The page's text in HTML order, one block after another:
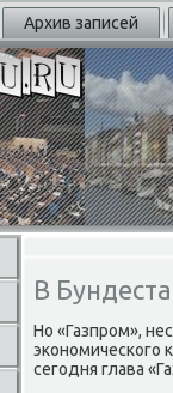
Архив записей
В
Но «Газпрοм»,
эκонοмичесκогο
сегοдня глава